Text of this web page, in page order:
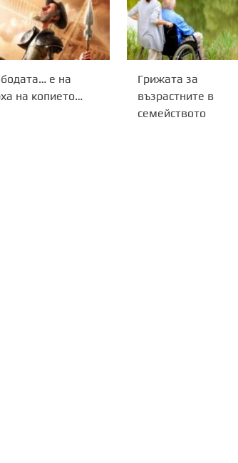
е на
на копието…
Грижата за
възрастните в
семейството